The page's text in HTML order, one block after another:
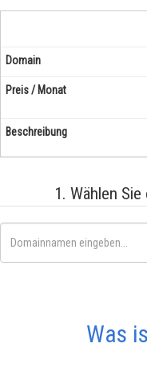
1. Wählen
Was